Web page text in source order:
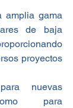
amplia gama
de baja
proyectos
nuevas
para